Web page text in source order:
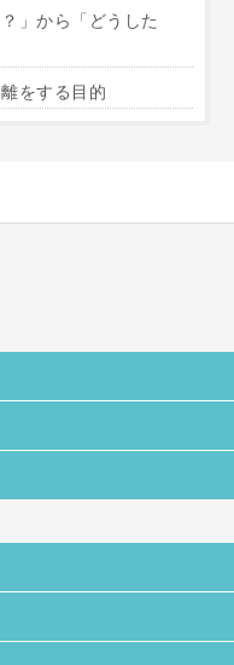
」から「どうした
をする目的